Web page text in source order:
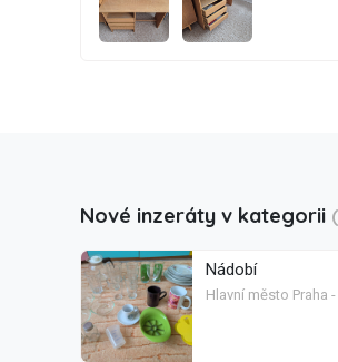
Nové inzeráty v kategorii
Nádobí
Hlavní město Praha -